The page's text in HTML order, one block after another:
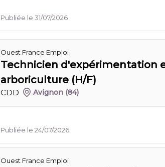
Publiée le 31/07/2026
Ouest France Emploi
Technicien d'expérimentation
arboriculture (H/F)
CDD Avignon (84)
Publiée le 24/07/2026
Ouest France Emploi